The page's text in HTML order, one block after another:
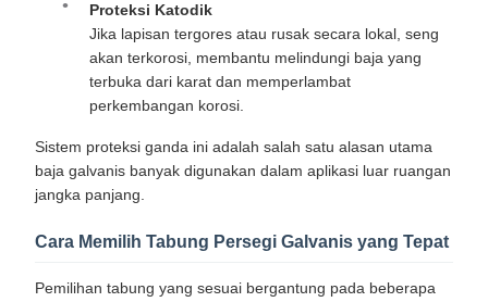
Proteksi Katodik
Jika lapisan tergores atau rusak secara lokal, seng
akan terkorosi, membantu melindungi baja yang
terbuka dari karat dan memperlambat
perkembangan korosi.
Sistem proteksi ganda ini adalah salah satu alasan utama
baja galvanis banyak digunakan dalam aplikasi luar ruangan
jangka panjang.
Cara Memilih Tabung Persegi Galvanis yang Tepat
Pemilihan tabung yang sesuai bergantung pada beberapa